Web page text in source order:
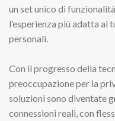
un set unico di
l’esperienza più adatta
personali.
Con il progresso della
preoccupazione per la
soluzioni sono diventate
connessioni reali, con